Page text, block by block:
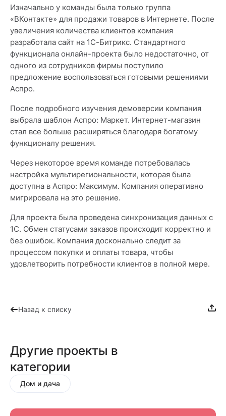
Изначально у команды была только группа
«ВКонтакте» для продажи товаров в Интернете. После
увеличения количества клиентов компания
разработала сайт на 1С-Битрикс. Стандартного
функционала онлайн-проекта было недостаточно, от
одного из сотрудников фирмы поступило
предложение воспользоваться готовыми решениями
Аспро.
После подробного изучения демоверсии компания
выбрала шаблон Аспро: Маркет. Интернет-магазин
стал все больше расширяться благодаря богатому
функционалу решения.
Через некоторое время команде потребовалась
настройка мультирегиональности, которая была
доступна в Аспро: Максимум. Компания оперативно
мигрировала на это решение.
Для проекта была проведена синхронизация данных с
1С. Обмен статусами заказов происходит корректно и
без ошибок. Компания досконально следит за
процессом покупки и оплаты товара, чтобы
удовлетворить потребности клиентов в полной мере.
Назад к списку
Другие проекты в
категории
Дом и дача